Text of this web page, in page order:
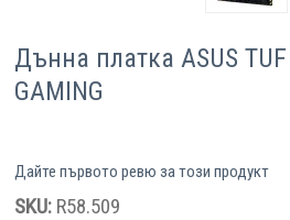
Дънна платка ASUS TUF
GAMING
Дайте първото ревю за този продукт
SKU: R58.509